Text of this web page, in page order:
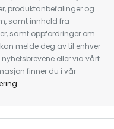
produktanbefalinger og
samt innhold fra
samt oppfordringer om
melde deg av til enhver
eller via vårt
finner du i vår
.